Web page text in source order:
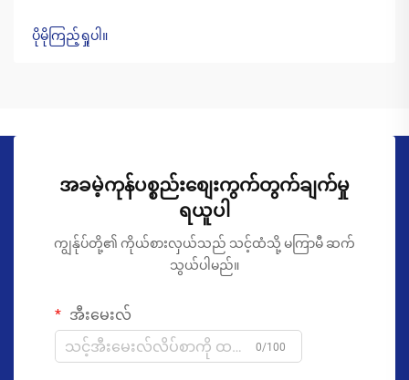
ပိုမိုကြည့်ရှုပါ။
အခမဲ့ကုန်ပစ္စည်းစျေးကွက်တွက်ချက်မှု
ရယူပါ
ကျွန်ုပ်တို့၏ ကိုယ်စားလှယ်သည် သင့်ထံသို့ မကြာမီ ဆက်
သွယ်ပါမည်။
အီးမေးလ်
0/100